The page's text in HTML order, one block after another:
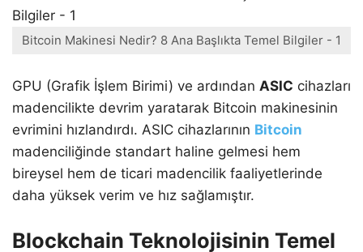
Bitcoin Makinesi Nedir? 8 Ana Başlıkta Temel Bilgiler - 1
GPU (Grafik İşlem Birimi) ve ardından ASIC cihazları
madencilikte devrim yaratarak Bitcoin makinesinin
evrimini hızlandırdı. ASIC cihazlarının Bitcoin
madenciliğinde standart haline gelmesi hem
bireysel hem de ticari madencilik faaliyetlerinde
daha yüksek verim ve hız sağlamıştır.
Blockchain Teknolojisinin Temel